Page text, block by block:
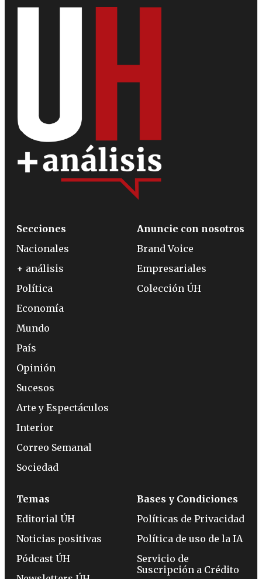
Secciones
Nacionales
+ análisis
Política
Economía
Mundo
País
Opinión
Sucesos
Arte y Espectáculos
Interior
Correo Semanal
Sociedad
Anuncie con nosotros
Brand Voice
Empresariales
Colección ÚH
Temas
Editorial ÚH
Noticias positivas
Pódcast ÚH
Bases y Condiciones
Políticas de Privacidad
Política de uso de la IA
Servicio de
Suscripción a Crédito